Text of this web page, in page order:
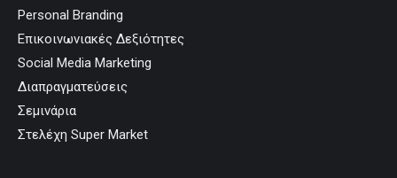
Personal Branding
Επικοινωνιακές Δεξιότητες
Social Media Marketing
Διαπραγματεύσεις
Σεμινάρια
Στελέχη Super Market